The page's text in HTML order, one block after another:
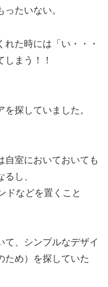
ったいない。
た時には「い・・・
しまう
！！
探していました。
自室においておいても
し、
ドなどを置くこと
て、シンプルなデザイ
ため）を探していた